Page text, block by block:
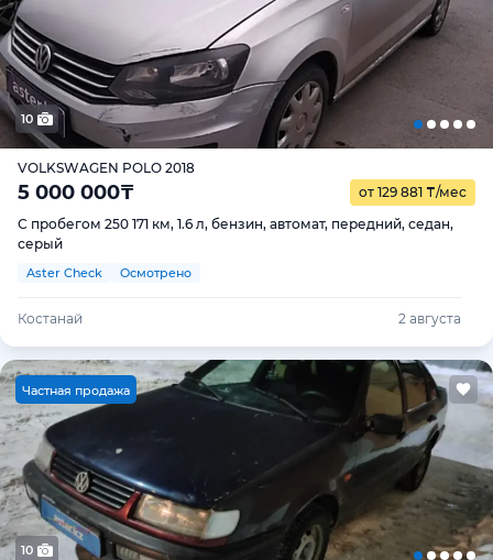
10
VOLKSWAGEN POLO 2018
5 000 000₸ от 129 881 ₸/мес
С пробегом 250 171 км, 1.6 л, бензин, автомат, передний, седан,
серый
Aster Check Осмотрено
Костанай 2 августа
Частная продажа
10